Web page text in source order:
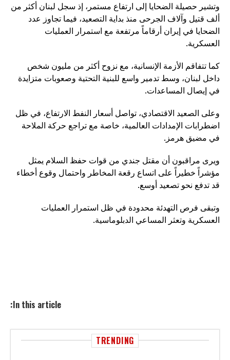
وتشير حصيلة الضحايا إلى ارتفاع مستمر، إذ سجل لبنان أكثر من
ألف قتيل وآلاف الجرحى منذ بداية التصعيد، فيما تجاوز عدد
الضحايا في إيران أرقاماً مرتفعة مع استمرار العمليات
العسكرية.
كما تتفاقم الأزمة الإنسانية، مع نزوح أكثر من مليون شخص
داخل لبنان، وسط تدمير واسع للبنية التحتية وصعوبات متزايدة
في إيصال المساعدات.
وعلى الصعيد الاقتصادي، تواصل أسعار النفط الارتفاع، في ظل
اضطرابات الإمدادات العالمية، خاصة مع تراجع حركة الملاحة
في مضيق هرمز.
ويرى مراقبون أن مقتل جندي من قوات حفظ السلام يمثل
مؤشراً خطيراً على اتساع رقعة المخاطر واحتمال وقوع أخطاء
قد تدفع نحو تصعيد أوسع.
وتبقى فرص التهدئة محدودة في ظل استمرار العمليات
العسكرية وتعثر المساعي الدبلوماسية.
In this article:
TRENDING